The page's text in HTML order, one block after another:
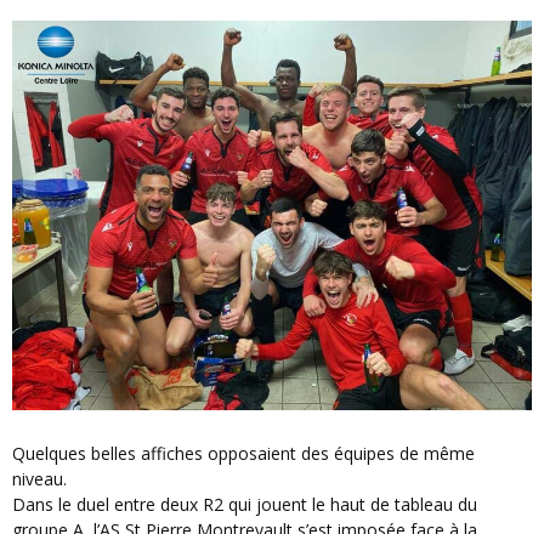
Quelques belles affiches opposaient des équipes de même
niveau.
Dans le duel entre deux R2 qui jouent le haut de tableau du